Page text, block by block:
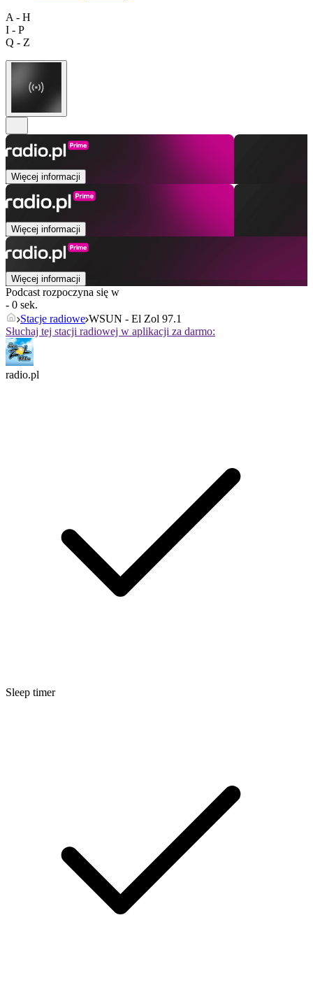
A - H
I - P
Q - Z
Więcej informacji
Więcej informacji
Więcej informacji
Podcast rozpoczyna się w
- 0 sek.
Stacje radiowe WSUN - El Zol 97.1
Słuchaj tej stacji radiowej w aplikacji za darmo:
radio.pl
Sleep timer